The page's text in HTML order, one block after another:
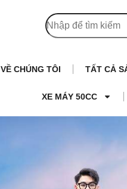
VỀ CHÚNG TÔI TẤT CẢ
XE MÁY 50CC